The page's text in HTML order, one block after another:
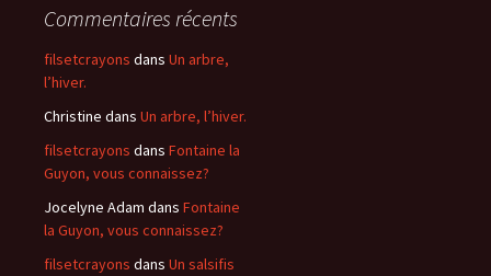
Commentaires récents
filsetcrayons dans Un arbre,
l’hiver.
Christine dans Un arbre, l’hiver.
filsetcrayons dans Fontaine la
Guyon, vous connaissez?
Jocelyne Adam dans Fontaine
la Guyon, vous connaissez?
filsetcrayons dans Un salsifis